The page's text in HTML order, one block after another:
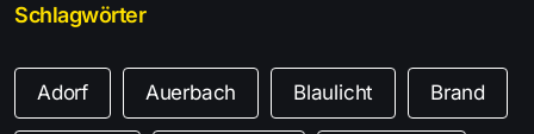
Schlagwörter
Adorf Auerbach Blaulicht Brand